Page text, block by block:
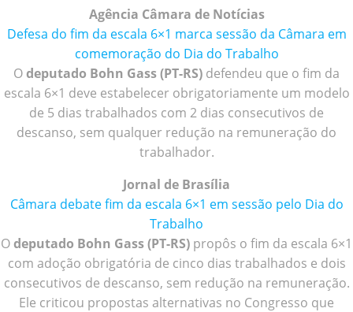
Agência Câmara de Notícias
Defesa do fim da escala 6×1 marca sessão da Câmara em
comemoração do Dia do Trabalho
Odeputado Bohn Gass (PT-RS) defendeu que o fim da
escala 6×1 deve estabelecer obrigatoriamente um modelo
de 5 dias trabalhados com 2 dias consecutivos de
descanso, sem qualquer redução na remuneração do
trabalhador.
Jornal de Brasília
Câmara debate fim da escala 6×1 em sessão pelo Dia do
Trabalho
Odeputado Bohn Gass (PT-RS) propôs o fim da escala 6×1
com adoção obrigatória de cinco dias trabalhados e dois
consecutivos de descanso, sem redução na remuneração.
Ele criticou propostas alternativas no Congresso que